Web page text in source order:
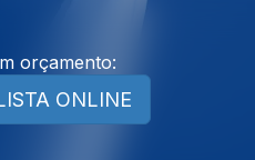
orçamento:
ONLINE